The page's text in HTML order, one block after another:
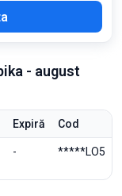
- august
Expiră Cod
- *****LO5